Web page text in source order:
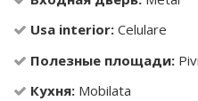
Usa interior: Celulare
Полезные площади:
Кухня: Mobilata